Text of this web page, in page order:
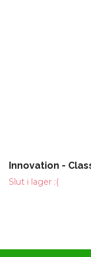
Innovation -
Slut i lager :(